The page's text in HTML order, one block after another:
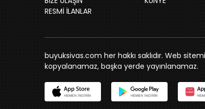
RESMİ İLANLAR
buyuksivas.com her hakkı saklıdır. Web
kopyalanamaz, başka yerde yayınlanamaz.